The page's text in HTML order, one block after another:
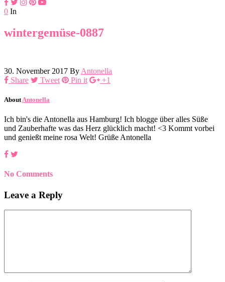
0 In
wintergemüse-0887
30. November 2017 By Antonella
Share
Tweet Pin it +1
About Antonella
Ich bin's die Antonella aus Hamburg! Ich blogge über alles Süße
und Zauberhafte was das Herz glücklich macht! <3 Kommt vorbei
und genießt meine rosa Welt! Grüße Antonella
No Comments
Leave a Reply